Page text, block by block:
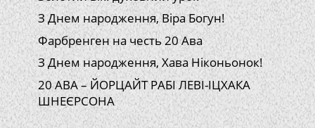
З Днем народження, Віра Богун!
Фарбренген на честь 20 Ава
З Днем народження, Хава Ніконьонок!
20 АВА – ЙОРЦАЙТ РАБІ ЛЕВІ-ІЦХАКА
ШНЕЄРСОНА